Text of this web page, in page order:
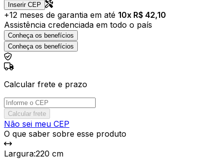
Inserir CEP
+12 meses de garantia em até 10x R$ 42,10
Assistência credenciada em todo o país
Conheça os benefícios
Conheça os benefícios
Calcular frete e prazo
Calcular frete
Não sei meu CEP
O que saber sobre esse produto
Largura:220 cm